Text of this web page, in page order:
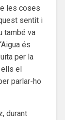
les coses
sentit i
també va
és
per la
ells el
parlar-ho
durant